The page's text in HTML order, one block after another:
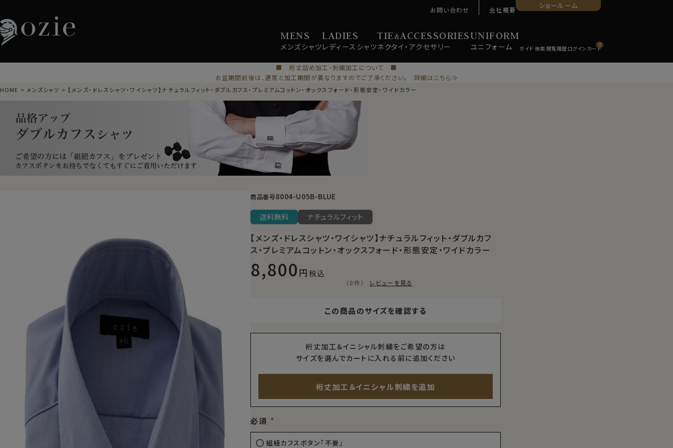
MENS
メンズシャツ
LADIES
レディース シャツ
TIE&ACCESSORIES
ネクタイ・ アクセサリー
UNIFORM
ユニ フォーム
お問い合わせ 会社概要 ショールーム
0
■ 裄丈詰め加工・刺繍加工について ■
お盆期間前後は、通常と加工期間が異なりますのでご了承ください。 詳細はこちら⇒
HOME メンズシャツ 【メンズ・ドレスシャツ・ワイシャツ】ナチュラルフィット・ダブルカフス・プレミアムコットン・オックスフォード・形態安定・ワイドカラー
商品番号8004-U05B-BLUE
送料無料 ナチュラルフィット
【メンズ・ドレスシャツ・ワイシャツ】ナチュラルフィット・ダブルカフ
ス・プレミアムコットン・オックスフォード・形態安定・ワイドカラー
8,800 税込
（0件） レビューを見る
この商品のサイズを確認する
裄丈加工＆イニシャル刺繍をご希望の方は
サイズを選んでカートに入れる前に追加ください
裄丈加工＆イニシャル刺繍を追加
必須
組紐カフスボタン「不要」